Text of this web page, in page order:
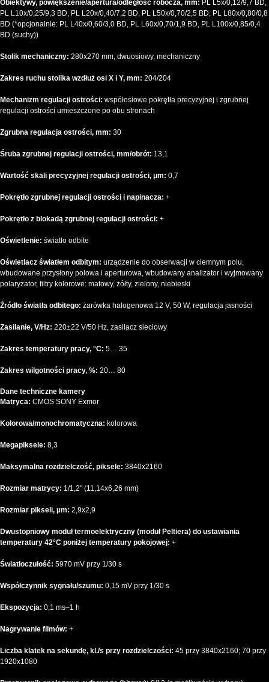
Obiektywy, powiększenie/apertura/odległość robocza, mm: PL L5x/0,12/9,7 BD,
PL L10x/0,25/9,3 BD, PL L20x/0,40/7,2 BD, PL L50x/0,70/2,5 BD, PL L80x/0,80/0,8
BD (*opcjonalnie: PL L40x/0,60/3,0 BD, PL L60x/0,70/1,9 BD, PL L100x/0,85/0,4
BD (suchy))
Stolik mechaniczny: 280x270 mm, dwuosiowy, mechaniczny
Zakres ruchu stolika wzdłuż osi X i Y, mm: 204/204
Mechanizm regulacji ostrości: współosiowe pokrętła precyzyjnej i zgrubnej
regulacji ostrości umieszczone po obu stronach
Zgrubna regulacja ostrości, mm: 30
Śruba zgrubnej regulacji ostrości, mm/obrót: 13,1
Wartość skali precyzyjnej regulacji ostrości, μm: 0,7
Pokrętło zgrubnej regulacji ostrości i napinacza: +
Pokrętło z blokadą zgrubnej regulacji ostrości: +
Oświetlenie: światło odbite
Oświetlacz światłem odbitym: urządzenie do obserwacji w ciemnym polu,
wbudowane przysłony polowa i aperturowa, wbudowany analizator i wyjmowany
polaryzator, filtry kolorowe: matowy, żółty, zielony, niebieski
Źródło światła odbitego: żarówka halogenowa 12 V, 50 W, regulacja jasności
Zasilanie, V/Hz: 220±22 V/50 Hz, zasilacz sieciowy
Zakres temperatury pracy, °C: 5… 35
Zakres wilgotności pracy, %: 20… 80
Dane techniczne kamery
Matryca: CMOS SONY Exmor
Kolorowa/monochromatyczna: kolorowa
Megapiksele: 8,3
Maksymalna rozdzielczość, piksele: 3840x2160
Rozmiar matrycy: 1/1,2" (11,14x6,26 mm)
Rozmiar pikseli, µm: 2,9x2,9
Dwustopniowy moduł termoelektryczny (moduł Peltiera) do ustawiania
temperatury 42°C poniżej temperatury pokojowej: +
Światłoczułość: 5970 mV przy 1/30 s
Współczynnik sygnału/szumu: 0,15 mV przy 1/30 s
Ekspozycja: 0,1 ms–1 h
Nagrywanie filmów: +
Liczba klatek na sekundę, kl./s przy rozdzielczości: 45 przy 3840x2160; 70 przy
1920x1080